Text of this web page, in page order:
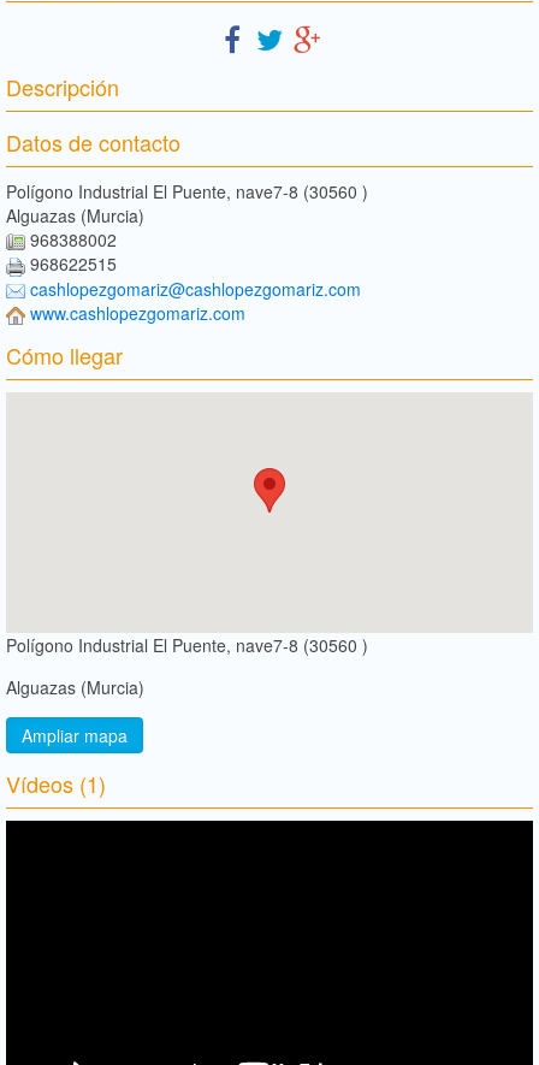
Descripción
Datos de contacto
Polígono Industrial El Puente, nave7-8 (30560 )
Alguazas (Murcia)
968388002
968622515
cashlopezgomariz@cashlopezgomariz.com
www.cashlopezgomariz.com
Cómo llegar
Polígono Industrial El Puente, nave7-8 (30560 )
Alguazas (Murcia)
Ampliar mapa
Vídeos (1)